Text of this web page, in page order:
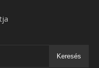
Keresés